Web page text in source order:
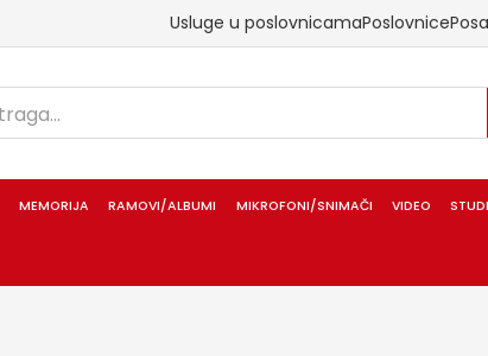
Usluge u poslovnicamaPoslovnice
MEMORIJA RAMOVI/ALBUMI MIKROFONI/SNIMAČI VIDEO